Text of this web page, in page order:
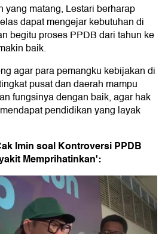
yang matang, Lestari berharap
dapat mengejar kebutuhan di
begitu proses PPDB dari tahun ke
baik.
agar para pemangku kebijakan di
pusat dan daerah mampu
fungsinya dengan baik, agar hak
pendidikan yang layak
Imin soal Kontroversi PPDB
Memprihatinkan':